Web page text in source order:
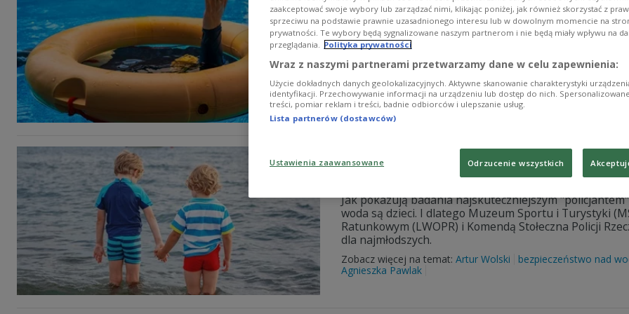
W te wakacje najmłodsi mogą brać udział w akcjach
wysokości zadania, aby uczyć, jak skutecznie wezwać
reanimacji i żeby nie stracić głowy w sytuacji
Puszkarski z Muzeum Sportu i Turystyki. O czym
Zobacz więcej na temat:Artur Wolski WOPR Muzeum Sportu
Aleksandra Wasiak
Agnieszka Pawlak bezpieczeństwo nad
Bezpieczeństwo nad wodą
Trzy podmioty są autorami programu informacyjno-
Jak pokazują badania najskuteczniejszym
woda są dzieci. I dlatego Muzeum Sportu i Turystyki
Ratunkowym (LWOPR) i Komendą Stołeczna Policji
dla najmłodszych.
Zobacz więcej na temat: Artur Wolski bezpieczeństwo nad
Agnieszka Pawlak
zaakceptować swoje wybory lub zarządzać nimi, klikając poniżej, jak również skorzystać z
sprzeciwu na podstawie prawnie uzasadnionego interesu lub w dowolnym momencie na
prywatności. Te wybory będą sygnalizowane naszym partnerom i nie będą miały wpływu na
przeglądania. Polityka prywatności
Wraz z naszymi partnerami przetwarzamy dane w celu zapewnienia:
Użycie dokładnych danych geolokalizacyjnych. Aktywne skanowanie charakterystyki
identyfikacji. Przechowywanie informacji na urządzeniu lub dostęp do nich.
treści, pomiar reklam i treści, badnie odbiorców i ulepszanie usług.
Lista partnerów (dostawców)
Ustawienia zaawansowane Odrzucenie wszystkich